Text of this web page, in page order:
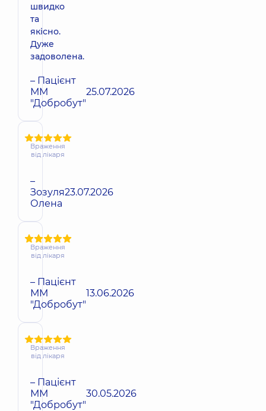
швидко
та
якісно.
Дуже
задоволена.
– Пацієнт
ММ
"Добробут"
25.07.2026
Враження
від лікаря
–
Зозуля
Олена
23.07.2026
Враження
від лікаря
– Пацієнт
ММ
"Добробут"
13.06.2026
Враження
від лікаря
– Пацієнт
ММ
"Добробут"
30.05.2026